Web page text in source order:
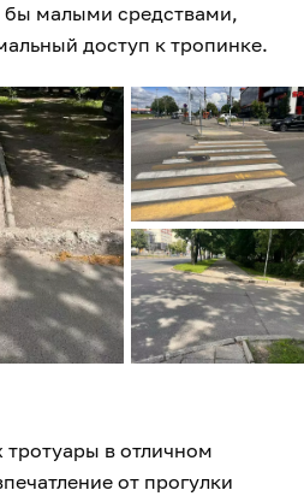
малыми средствами,
доступ к тропинке.
тротуары в отличном
от прогулки